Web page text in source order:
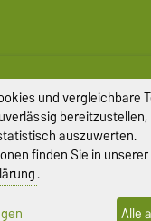
Impressum
Datenschutz
Cookie-Einstellungen
und vergleichbare
auszuwerten.
finden Sie in unserer
.
Alle